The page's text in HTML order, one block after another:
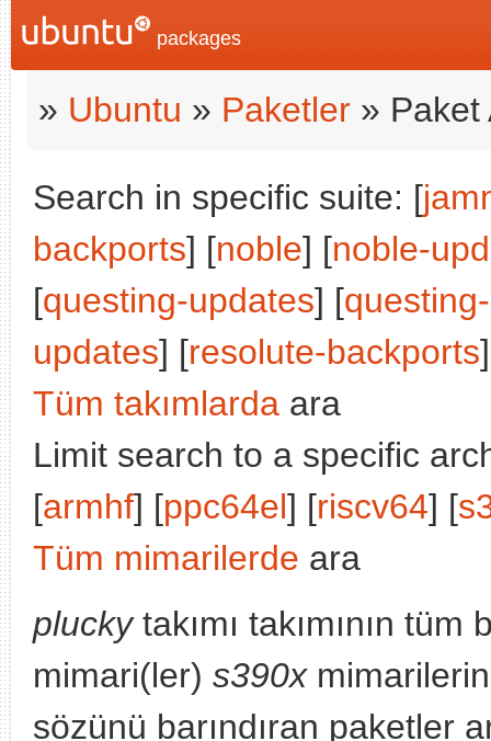
packages
» Ubuntu » Paketler » Paket
Search in specific suite: [
backports] [noble] [noble-
[questing-updates] [
updates] [resolute-backports
Tüm takımlarda ara
Limit search to a specific
[armhf] [ppc64el] [riscv64] [
Tüm mimarilerde ara
pluckytakımı takımının
mimari(ler) s390x
sözünü barındıran paketler